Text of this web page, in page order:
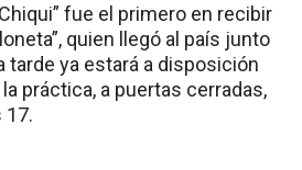
fue el primero en recibir
quien llegó al país junto
tarde ya estará a disposición
práctica, a puertas cerradas,
17.